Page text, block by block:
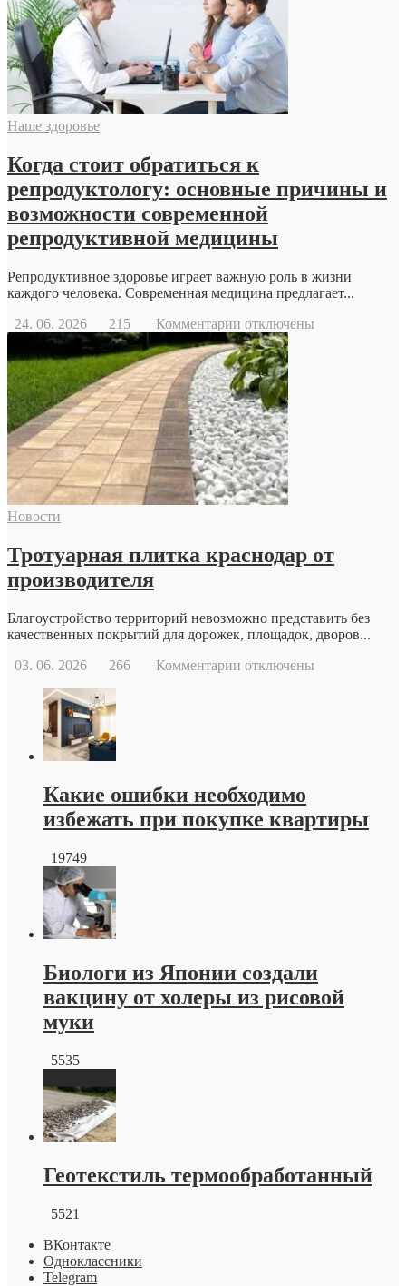
Наше здоровье
Когда стоит обратиться к
репродуктологу: основные причины и
возможности современной
репродуктивной медицины
Репродуктивное здоровье играет важную роль в жизни
каждого человека. Современная медицина предлагает...
24. 06. 2026
215 Комментарии к
записи
Когда
стоит
обратиться
к
репродуктологу:
основные
причины
и
возможности
современной
отключены
Новости
Тротуарная плитка краснодар от
производителя
Благоустройство территорий невозможно представить без
качественных покрытий для дорожек, площадок, дворов...
03. 06. 2026
266 Комментарии котключены
Какие ошибки необходимо
избежать при покупке квартиры
19749
Биологи из Японии создали
вакцину от холеры из рисовой
муки
5535
Геотекстиль термообработанный
5521
ВКонтакте
Одноклассники
Telegram